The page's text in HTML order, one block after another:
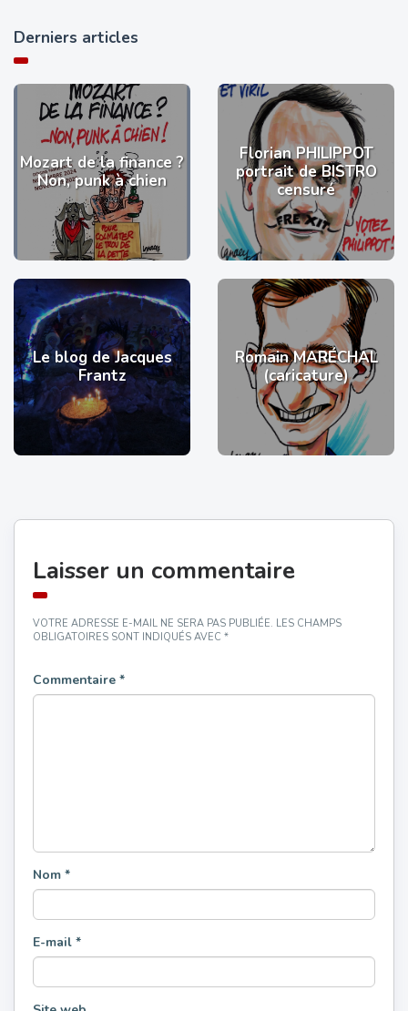
Derniers articles
Mozart de la finance ?
Non, punk à chien
Florian PHILIPPOT
portrait de BISTRO
censuré
Le blog de Jacques
Frantz
Romain MARÉCHAL
(caricature)
Laisser un commentaire
VOTRE ADRESSE E-MAIL NE SERA PAS PUBLIÉE. LES CHAMPS
OBLIGATOIRES SONT INDIQUÉS AVEC *
Commentaire *
Nom *
E-mail *